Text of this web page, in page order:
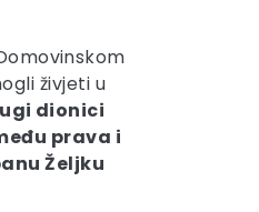
živjeti u
dionici
prava i
Željku